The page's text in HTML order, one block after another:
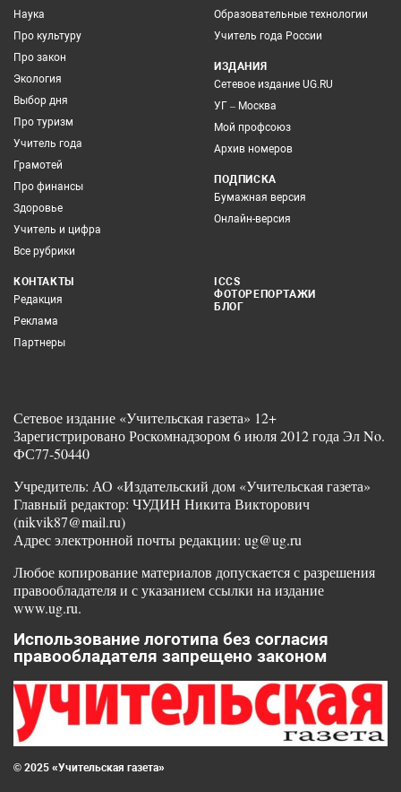
Наука
Про культуру
Про закон
Экология
Выбор дня
Про туризм
Учитель года
Грамотей
Про финансы
Здоровье
Учитель и цифра
Все рубрики
Образовательные технологии
Учитель года России
ИЗДАНИЯ
Сетевое издание UG.RU
УГ – Москва
Мой профсоюз
Архив номеров
ПОДПИСКА
Бумажная версия
Онлайн-версия
КОНТАКТЫ
Редакция
Реклама
Партнеры
ICCS
ФОТОРЕПОРТАЖИ
БЛОГ
Сетевое издание «Учительская газета» 12+
Зарегистрировано Роскомнадзором 6 июля 2012 года Эл No.
ФС77-50440
Учредитель: АО «Издательский дом «Учительская газета»
Главный редактор: ЧУДИН Никита Викторович
(nikvik87@mail.ru)
Адрес электронной почты редакции: ug@ug.ru
Любое копирование материалов допускается с разрешения
правообладателя и с указанием ссылки на издание
www.ug.ru.
Использование логотипа без согласия
правообладателя запрещено законом
© 2025 «Учительская газета»